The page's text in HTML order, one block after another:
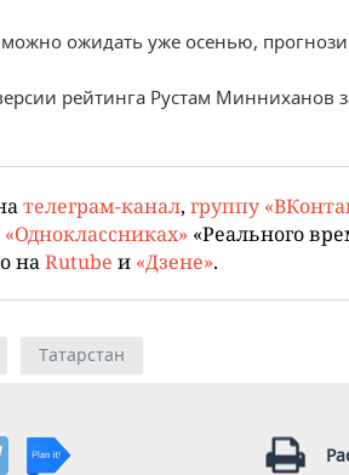
ожидать уже осенью,
рейтинга Рустам Минниханов
телеграм-канал, группу
«Реального
наRutube и «Дзене».
Татарстан